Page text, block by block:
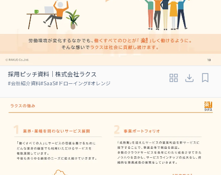
採用ピッチ資料｜株式会社ラクス
#会社紹介資料#SaaS#ドローイング#オレンジ